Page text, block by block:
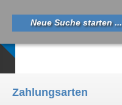
Neue Suche starten ...
Zahlungsarten